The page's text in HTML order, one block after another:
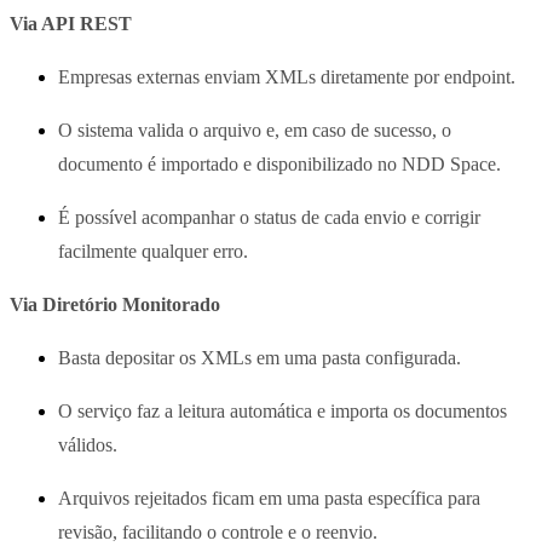
Via API REST
Empresas externas enviam XMLs diretamente por endpoint.
O sistema valida o arquivo e, em caso de sucesso, o
documento é importado e disponibilizado no NDD Space.
É possível acompanhar o status de cada envio e corrigir
facilmente qualquer erro.
Via Diretório Monitorado
Basta depositar os XMLs em uma pasta configurada.
O serviço faz a leitura automática e importa os documentos
válidos.
Arquivos rejeitados ficam em uma pasta específica para
revisão, facilitando o controle e o reenvio.